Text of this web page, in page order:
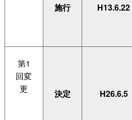
施行 H13.6.22
第1
回変
更
決定 H26.6.5